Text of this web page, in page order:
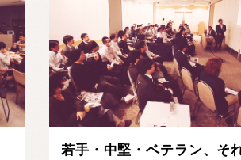
若手・中堅・ベテラン、そ